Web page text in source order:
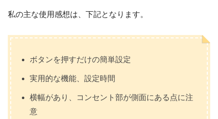
私の主な使用感想は、下記となります。
ボタンを押すだけの簡単設定
実用的な機能、設定時間
横幅があり、コンセント部が側面にある点に注
意